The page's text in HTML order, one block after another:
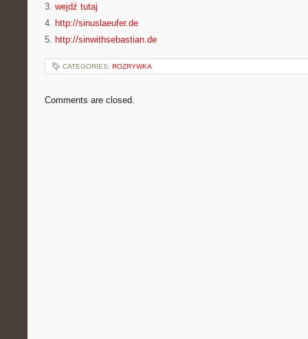
3. wejdź tutaj
4. http://sinuslaeufer.de
5. http://sinwithsebastian.de
CATEGORIES: ROZRYWKA
Comments are closed.